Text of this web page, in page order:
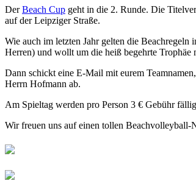
DerBeach Cup geht in die 2. Runde. Die
auf der Leipziger Straße.
Wie auch im letzten Jahr gelten die
Herren) und wollt um die heiß begehrte Trophäe
Dann schickt eine E-Mail mit eurem
Herrn Hofmann ab.
Am Spieltag werden pro Person 3 € Gebühr fällig
Wir freuen uns auf einen tollen Beachvolleyball-